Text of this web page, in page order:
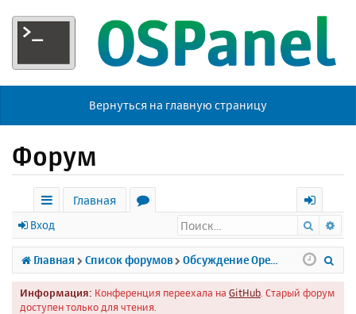
Вернуться на главную страницу
Форум
с
ы
л
к
Главная
р
у
м
х
о
д
Вход Поиск
Главная Список форумов
Информация: Конференция переехала на GitHub . Старый форум
доступен только для чтения.